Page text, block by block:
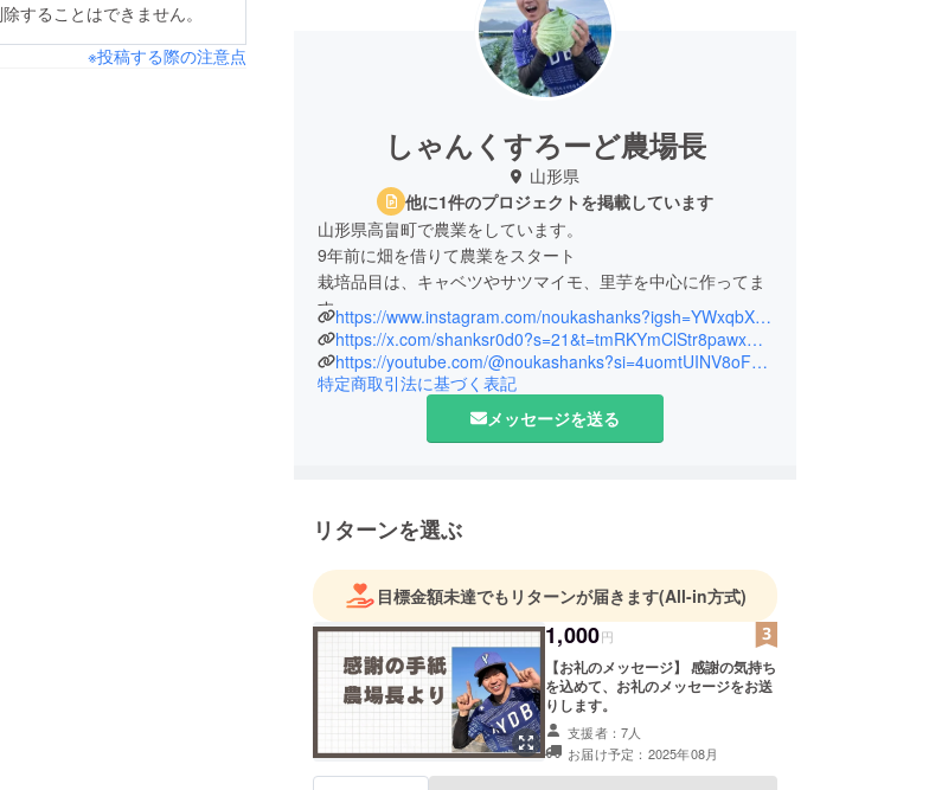
することはできません。
※投稿する際の注意点
しゃんくすろーど農場長
山形県
他に1件のプロジェクトを掲載しています
山形県高畠町で農業をしています。
9年前に畑を借りて農業をスタート
栽培品目は、キャベツやサツマイモ、里芋を中心に作ってま
す。
これからの農業のためにクラウドファンディングを始め持続
可能な未来を作ります！
応援よろしくお願いします。
https://www.instagram.com/noukashanks?igsh=YWxqbXh1OTZoMm5k&utm_source=qr
https://x.com/shanksr0d0?s=21&t=tmRKYmClStr8pawxQLjwkw
https://youtube.com/@noukashanks?si=4uomtUINV8oFKN-n
特定商取引法に基づく表記
メッセージを送る
リターンを選ぶ
目標金額未達でもリターンが届きます(All-in方式)
1,000円
【お礼のメッセージ】 感謝の気持ち
を込めて、お礼のメッセージをお送
りします。
支援者：7人
お届け予定：2025年08月